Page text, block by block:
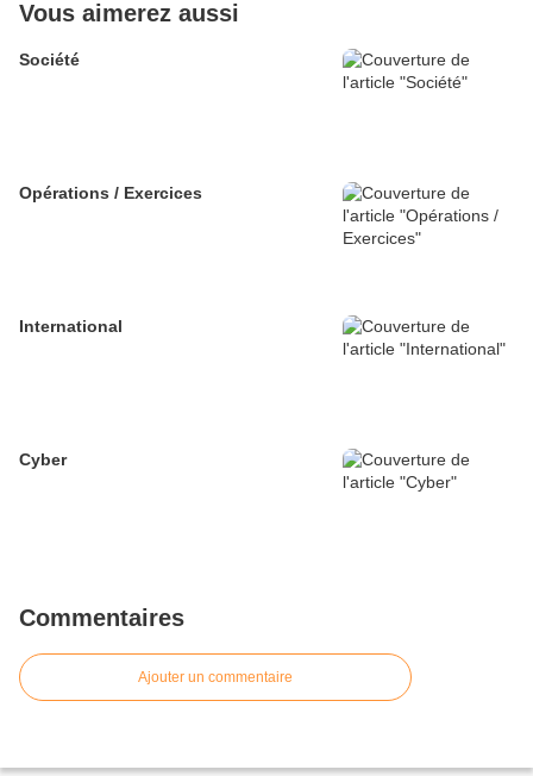
Vous aimerez aussi
Société
Opérations / Exercices
International
Cyber
Commentaires
Ajouter un commentaire